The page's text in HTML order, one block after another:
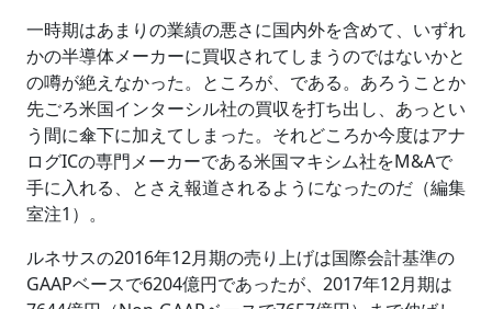
一時期はあまりの業績の悪さに国内外を含めて、いずれ
かの半導体メーカーに買収されてしまうのではないかと
の噂が絶えなかった。ところが、である。あろうことか
先ごろ米国インターシル社の買収を打ち出し、あっとい
う間に傘下に加えてしまった。それどころか今度はアナ
ログICの専門メーカーである米国マキシム社をM&Aで
手に入れる、とさえ報道されるようになったのだ（編集
室注1）。
ルネサスの2016年12月期の売り上げは国際会計基準の
GAAPベースで6204億円であったが、2017年12月期は